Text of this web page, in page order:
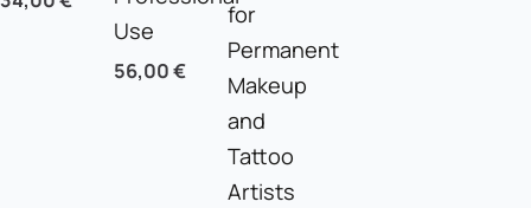
Use
56,00€
for
Permanent
Makeup
and
Tattoo
Artists